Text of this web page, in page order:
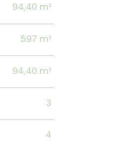
94,40 m²
597 m²
94,40 m²
3
4